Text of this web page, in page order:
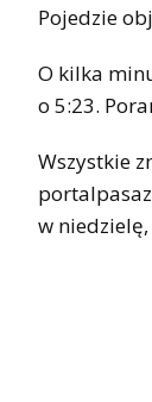
Pojedzie
O kilka
o 5:23.
Wszystkie
w